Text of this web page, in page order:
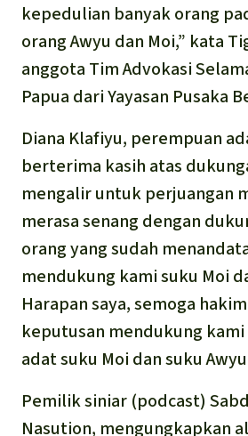
kepedulian banyak orang
orang Awyu dan Moi,” kata
anggota Tim Advokasi
Papua dari Yayasan Pusaka
Diana Klafiyu, perempuan
berterima kasih atas
mengalir untuk perjuangan
merasa senang dengan
orang yang sudah
mendukung kami suku Moi
Harapan saya, semoga
keputusan mendukung
adat suku Moi dan suku
Pemilik siniar (podcast)
Nasution, mengungkapkan